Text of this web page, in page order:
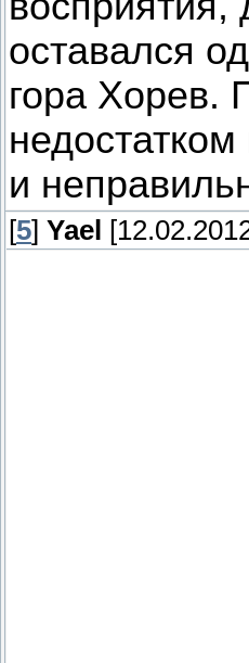
оставался
гора Хорев.
и
[5] Yael